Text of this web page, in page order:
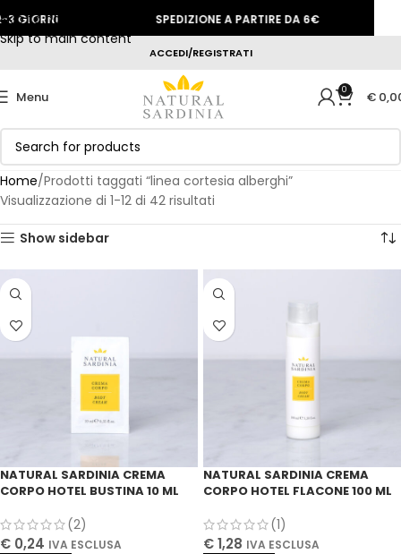
Skip to navigation
Skip to main content
ACCEDI/REGISTRATI
Menu 0 €
Home Prodotti taggati “linea cortesia alberghi”
Visualizzazione di 1-12 di 42 risultati
Show sidebar
NATURAL SARDINIA CREMA
CORPO HOTEL BUSTINA 10 ML
(2)
€ 0,24 IVA ESCLUSA
NATURAL SARDINIA CREMA
CORPO HOTEL FLACONE 100 ML
(1)
€1,28 IVA ESCLUSA
SPEDIZIONE A PARTIRE DA 6€